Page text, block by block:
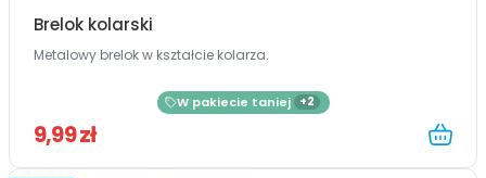
Brelok kolarski
Metalowy brelok w kształcie kolarza.
W pakiecie taniej +2
9,99 zł